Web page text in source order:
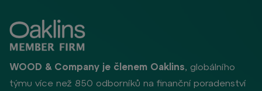
WOOD & Company je členem Oaklins, globálního
týmu více než 850 odborníků na finanční poradenství